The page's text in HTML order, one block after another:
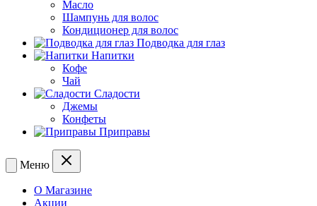
Масло
Шампунь для волос
Кондиционер для волос
Подводка для глаз
Напитки
Кофе
Чай
Сладости
Джемы
Конфеты
Приправы
Меню
О Магазине
Акции